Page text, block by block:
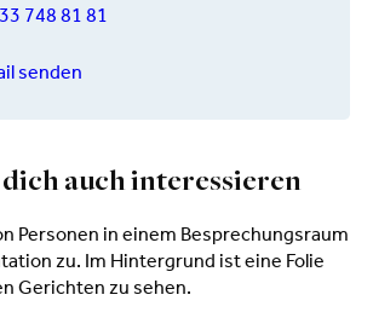
748 81 81
senden
auch interessieren